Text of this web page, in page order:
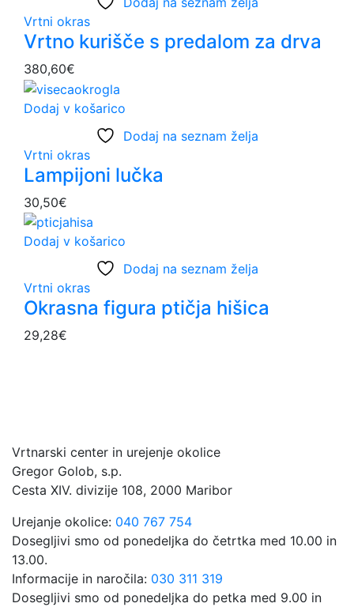
strani
izdelka
Vrtni okras
Vrtno kurišče s predalom za drva
380,60€
Dodaj v košarico
Dodaj na seznam želja
Vrtni okras
Lampijoni lučka
30,50€
Dodaj v košarico
Dodaj na seznam želja
Vrtni okras
Okrasna figura ptičja hišica
29,28€
Vrtnarski center in urejenje okolice
Gregor Golob, s.p.
Cesta XIV. divizije 108, 2000 Maribor
Urejanje okolice: 040 767 754
Dosegljivi smo od ponedeljka do četrtka med 10.00 in
13.00.
Informacije in naročila: 030 311 319
Dosegljivi smo od ponedeljka do petka med 9.00 in